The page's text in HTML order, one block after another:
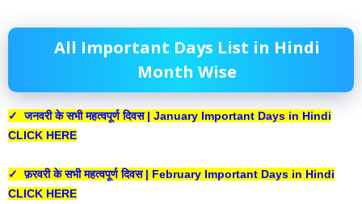
All Important Days List in Hindi
Month Wise
✓ जनवरी के सभी महत्वपूर्ण दिवस | January Important Days in Hindi
CLICK HERE
✓ फ़रवरी के सभी महत्वपूर्ण दिवस | February Important Days in Hindi
CLICK HERE